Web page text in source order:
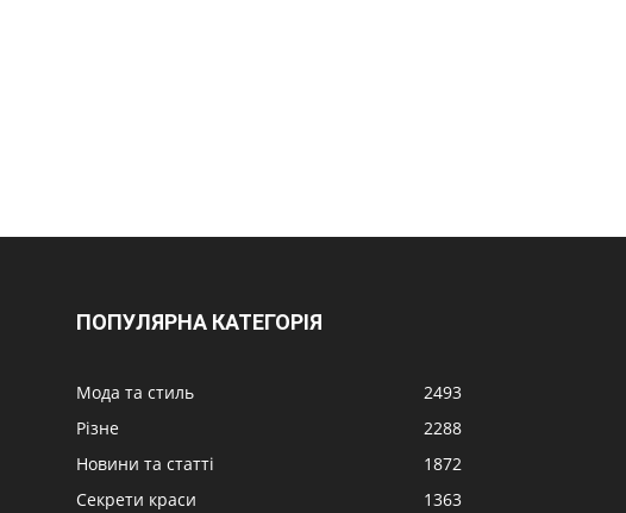
ПОПУЛЯРНА КАТЕГОРІЯ
Мода та стиль
2493
Різне
2288
Новини та статті
1872
Секрети краси
1363